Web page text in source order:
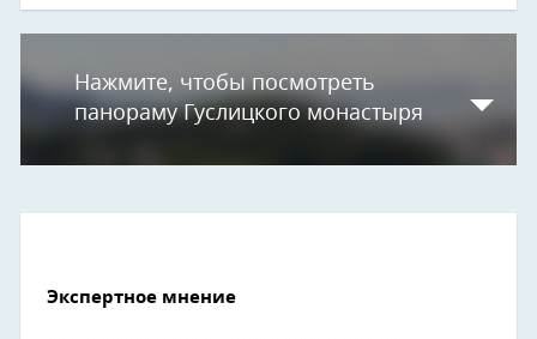
Нажмите, чтобы посмотреть
панораму Гуслицкого монастыря
Экспертное мнение